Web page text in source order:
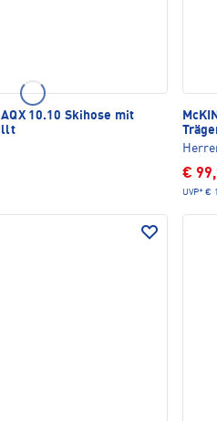
AQX 10.10 Skihose mit
€
UVP* €